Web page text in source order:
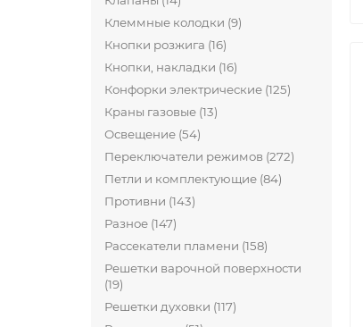
Клеммные колодки (9)
Кнопки розжига (16)
Кнопки, накладки (16)
Конфорки электрические (125)
Краны газовые (13)
Освещение (54)
Переключатели режимов (272)
Петли и комплектующие (84)
Противни (143)
Разное (147)
Рассекатели пламени (158)
Решетки варочной поверхности
(19)
Решетки духовки (117)